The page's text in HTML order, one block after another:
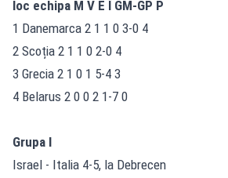
loc echipa M V E Î GM-GP P
1 Danemarca 2 1 1 0 3-0 4
2 Scoția 2 1 1 0 2-0 4
3 Grecia 2 1 0 1 5-4 3
4 Belarus 2 0 0 2 1-7 0
Grupa I
Israel - Italia 4-5, la Debrecen